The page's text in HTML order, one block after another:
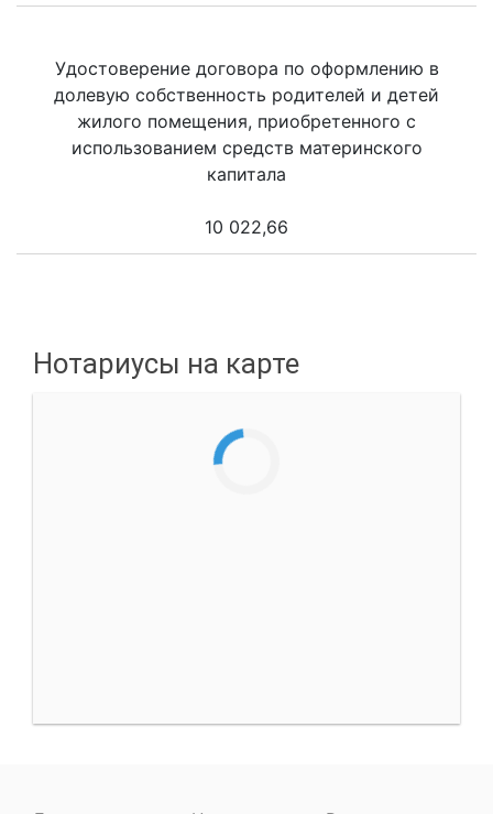
Удостоверение договора по оформлению в
долевую собственность родителей и детей
жилого помещения, приобретенного с
использованием средств материнского
капитала
10 022,66
Нотариусы на карте